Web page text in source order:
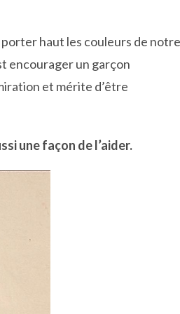
haut les couleurs de notre
encourager un garçon
et mérite d’être
une façon de l’aider.